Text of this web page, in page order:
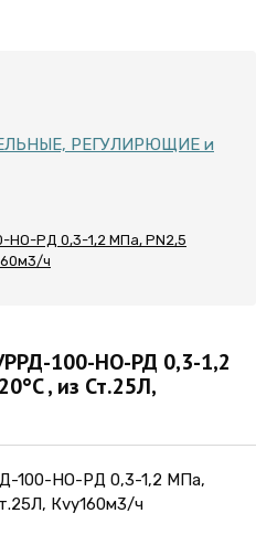
РЕГУЛИРЮЩИЕ и
НО-РД 0,3-1,2 МПа, PN2,5
ч
100-НО-РД 0,3-1,2
, из Ст.25Л,